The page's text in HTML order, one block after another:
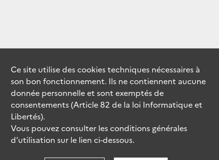
Ce site utilise descookiestechniques nécessaires à
son bon fonctionnement. Ils ne contiennent aucune
donnée personnelle et sont exemptés de
consentements (Article 82 de la loi Informatique et
Libertés).
Vous pouvez consulter les conditions générales
d’utilisation sur le lien ci-dessous.